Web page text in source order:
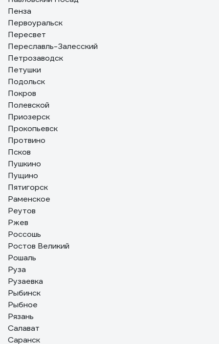
Пенза
Первоуральск
Пересвет
Переславль-Залесский
Петрозаводск
Петушки
Подольск
Покров
Полевской
Приозерск
Прокопьевск
Протвино
Псков
Пушкино
Пущино
Пятигорск
Раменское
Реутов
Ржев
Россошь
Ростов Великий
Рошаль
Руза
Рузаевка
Рыбинск
Рыбное
Рязань
Салават
Саранск